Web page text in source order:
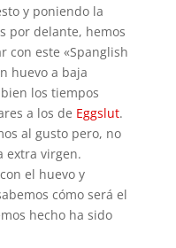
y poniendo la
por delante, hemos
con este «Spanglish
huevo a baja
los tiempos
a los de Eggslut.
al gusto pero, no
extra virgen.
el huevo y
cómo será el
hecho ha sido